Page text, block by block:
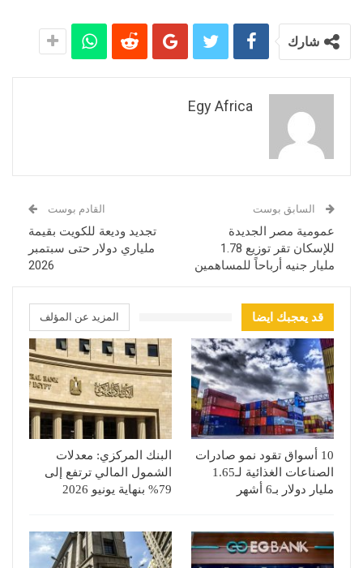
شارك
Egy Africa
السابق بوست
عمومية مصر الجديدة
للإسكان تقر توزيع 1.78
مليار جنيه أرباحاً للمساهمين
القادم بوست
تجديد وديعة للكويت بقيمة
ملياري دولار حتى سبتمبر
2026
قد يعجبك ايضا المزيد عن المؤلف
10 أسواق تقود نمو صادرات
الصناعات الغذائية لـ1.65
مليار دولار بـ6 أشهر
البنك المركزي: معدلات
الشمول المالي ترتفع إلى
79% بنهاية يونيو 2026